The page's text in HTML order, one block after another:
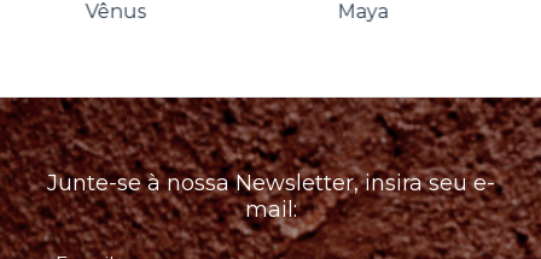
Vênus
Maya
Junte-se à nossa Newsletter, insira seu e-
mail: